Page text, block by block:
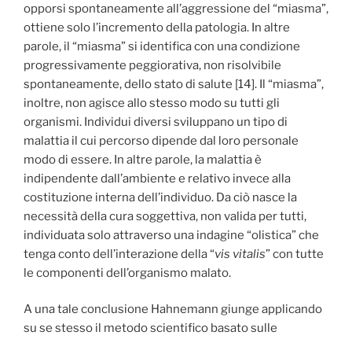
opporsi spontaneamente all’aggressione del “miasma”,
ottiene solo l’incremento della patologia. In altre
parole, il “miasma” si identifica con una condizione
progressivamente peggiorativa, non risolvibile
spontaneamente, dello stato di salute [14]. Il “miasma”,
inoltre, non agisce allo stesso modo su tutti gli
organismi. Individui diversi sviluppano un tipo di
malattia il cui percorso dipende dal loro personale
modo di essere. In altre parole, la malattia è
indipendente dall’ambiente e relativo invece alla
costituzione interna dell’individuo. Da ciò nasce la
necessità della cura soggettiva, non valida per tutti,
individuata solo attraverso una indagine “olistica” che
tenga conto dell’interazione della “vis vitalis” con tutte
le componenti dell’organismo malato.
A una tale conclusione Hahnemann giunge applicando
su se stesso il metodo scientifico basato sulle